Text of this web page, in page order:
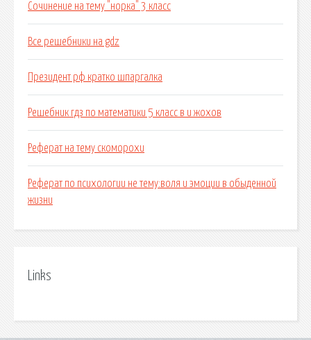
Сочинение на тему "норка" 3 класс
Все решебники на gdz
Президент рф кратко шпаргалка
Решебник гдз по математики 5 класс в и жохов
Реферат на тему скоморохи
Реферат по психологии не тему:воля и эмоции в обыденной
жизни
Links